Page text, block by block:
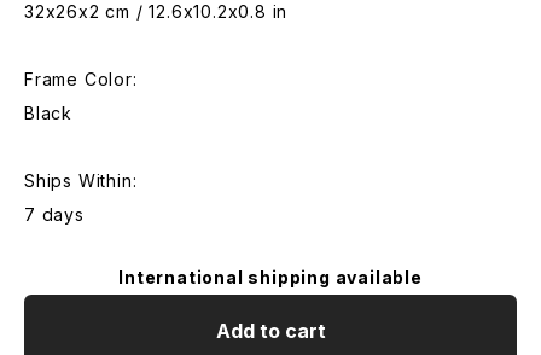
32x26x2 cm / 12.6x10.2x0.8 in
Frame Color:
Black
Ships Within:
7 days
International shipping available
Add to cart